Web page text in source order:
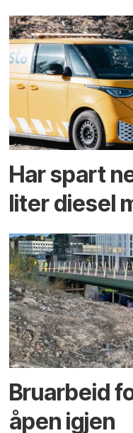
Har spart
liter diesel
Bruarbeid
åpen igjen